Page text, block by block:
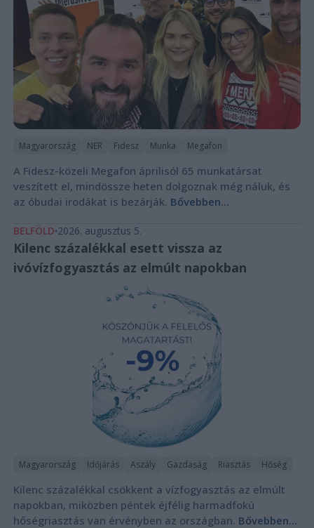
Magyarország NER Fidesz Munka Megafon
A Fidesz-közeli Megafon áprilisól 65 munkatársat
veszített el, mindössze heten dolgoznak még náluk, és
az óbudai irodákat is bezárják. Bővebben...
BELFÖLD 2026. augusztus 5.
Kilenc százalékkal esett vissza az
ivóvízfogyasztás az elmúlt napokban
Magyarország Időjárás Aszály Gazdaság Riasztás Hőség
Kilenc százalékkal csökkent a vízfogyasztás az elmúlt
napokban, miközben péntek éjfélig harmadfokú
hőségriasztás van érvényben az országban. Bővebben...